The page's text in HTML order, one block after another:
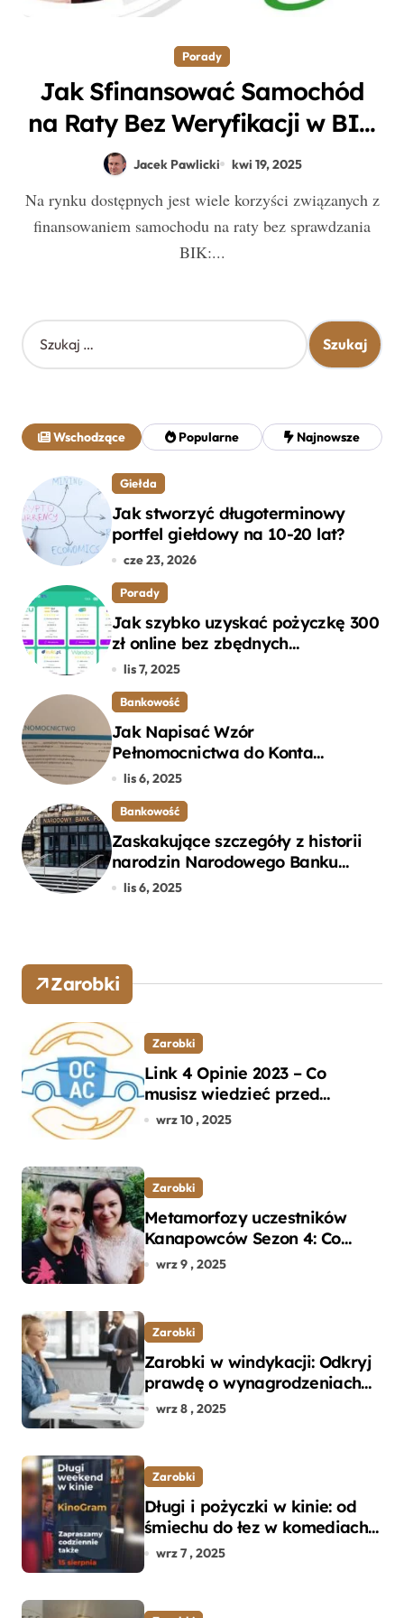
Porady
Jak Sfinansować Samochód
na Raty Bez Weryfikacji w BIK
i KRD? Przegląd Możliwości
Jacek Pawlicki kwi 19, 2025
Na rynku dostępnych jest wiele korzyści związanych z
finansowaniem samochodu na raty bez sprawdzania
BIK:...
S
z
j
:
Wschodzące Popularne Najnowsze
Giełda
Jak stworzyć długoterminowy
portfel giełdowy na 10-20 lat?
cze 23, 2026
Porady
Jak szybko uzyskać pożyczkę 300
zł online bez zbędnych
formalności?
lis 7, 2025
Bankowość
Jak Napisać Wzór
Pełnomocnictwa do Konta
Bankowego – Praktyczny
lis 6, 2025
Bankowość
Zaskakujące szczegóły z historii
narodzin Narodowego Banku
Polskiego, o których mogłeś nie
lis 6, 2025
Zarobki
Zarobki
Link 4 Opinie 2023 – Co
musisz wiedzieć przed
wyborem ubezpieczenia OC i
wrz 10 , 2025
Zarobki
Metamorfozy uczestników
Kanapowców Sezon 4: Co
naprawdę zaskoczyło
wrz 9 , 2025
Zarobki
Zarobki w windykacji: Odkryj
prawdę o wynagrodzeniach
specjalistów w branży
wrz 8 , 2025
Zarobki
Długi i pożyczki w kinie: od
śmiechu do łez w komediach i
dramatach
wrz 7 , 2025